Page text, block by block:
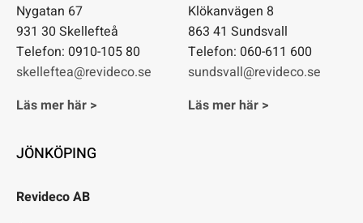
Nygatan 67
931 30 Skellefteå
Telefon: 0910-105 80
skelleftea@revideco.se
Läs mer här >
Klökanvägen 8
863 41 Sundsvall
Telefon: 060-611 600
sundsvall@revideco.se
Läs mer här >
JÖNKÖPING
Revideco AB